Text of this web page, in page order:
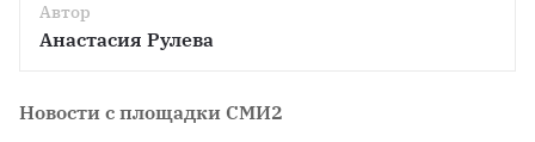
Автор
Анастасия Рулева
Новости с площадки СМИ2